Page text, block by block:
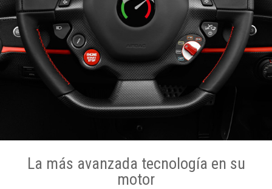
La más avanzada tecnología en su
motor